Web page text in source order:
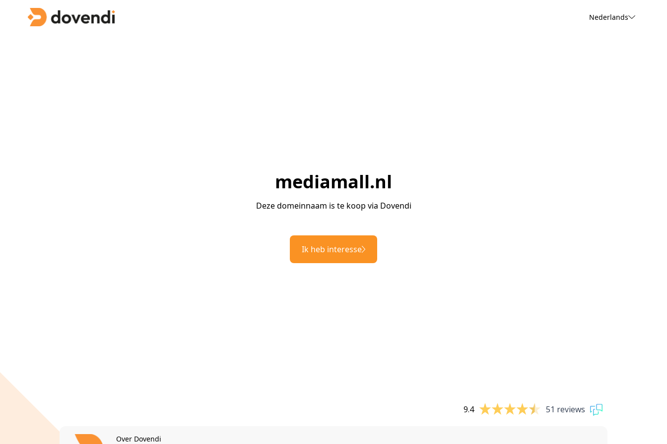
Nederlands
mediamall.nl
Deze domeinnaam is te koop via Dovendi
Ik heb interesse
9.4 51 reviews
Over Dovendi